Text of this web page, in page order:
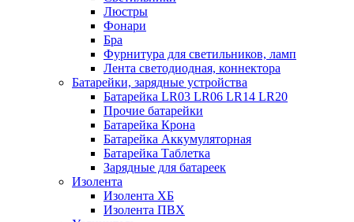
Люстры
Фонари
Бра
Фурнитура для светильников, ламп
Лента светодиодная, коннектора
Батарейки, зарядные устройства
Батарейка LR03 LR06 LR14 LR20
Прочие батарейки
Батарейка Крона
Батарейка Аккумуляторная
Батарейка Таблетка
Зарядные для батареек
Изолента
Изолента ХБ
Изолента ПВХ